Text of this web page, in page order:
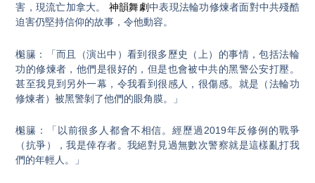
害，現流亡加拿大。 神韻舞劇中表現法輪功修煉者面對中共殘酷
迫害仍堅持信仰的故事，令他動容。
櫆籘：「而且（演出中）看到很多歷史（上）的事情，包括法輪
功的修煉者，他們是很好的，但是也會被中共的黑警公安打壓。
甚至我見到另外一幕，令我看到很感人，很傷感。就是（法輪功
修煉者）被黑警剝了他們的眼角膜。」
櫆籘：「以前很多人都會不相信。經歷過2019年反修例的戰爭
（抗爭），我是倖存者。我絕對見過無數次警察就是這樣亂打我
們的年輕人。」